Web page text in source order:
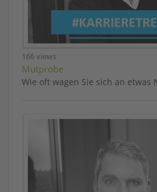
166 views
Mutprobe
Wie oft wagen Sie sich an etwas